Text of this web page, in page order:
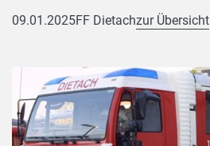
09.01.2025FF Dietachzur Übersicht